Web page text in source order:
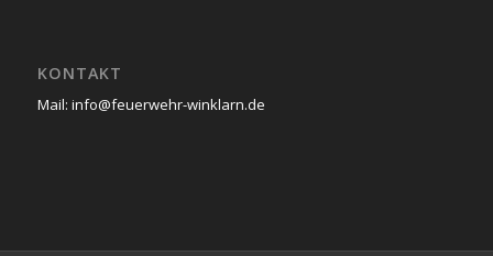
KONTAKT
Mail: info@feuerwehr-winklarn.de